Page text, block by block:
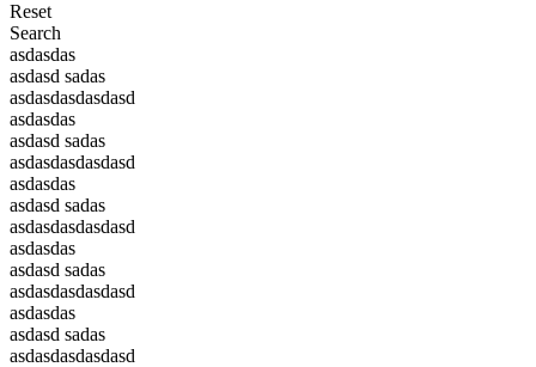
Reset
Search
asdasdas
asdasd sadas
asdasdasdasdasd
asdasdas
asdasd sadas
asdasdasdasdasd
asdasdas
asdasd sadas
asdasdasdasdasd
asdasdas
asdasd sadas
asdasdasdasdasd
asdasdas
asdasd sadas
asdasdasdasdasd